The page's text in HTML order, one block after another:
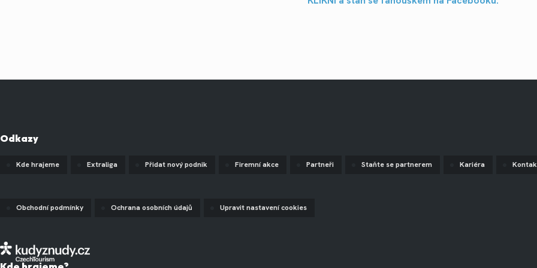
Odkazy
Kde hrajeme Extraliga Přidat nový podnik Firemní akce Partneři Staňte se partnerem Kariéra
Obchodní podmínky Ochrana osobních údajů Upravit nastavení cookies